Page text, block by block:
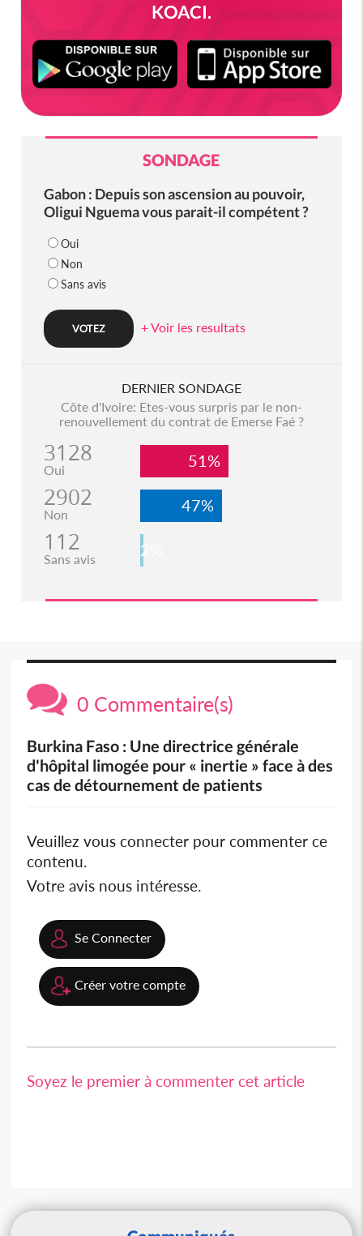
KOACI.
SONDAGE
Gabon : Depuis son ascension au pouvoir,
Oligui Nguema vous parait-il compétent ?
Oui
Non
Sans avis
+ Voir les resultats
DERNIER SONDAGE
Côte d'Ivoire: Etes-vous surpris par le non-
renouvellement du contrat de Emerse Faé ?
3128
Oui 51%
2902
Non 47%
112
Sans avis 2%
0 Commentaire(s)
Burkina Faso : Une directrice générale
d'hôpital limogée pour « inertie » face à des
cas de détournement de patients
Veuillez vous connecter pour commenter ce
contenu.
Votre avis nous intéresse.
Se Connecter
Créer votre compte
Soyez le premier à commenter cet article